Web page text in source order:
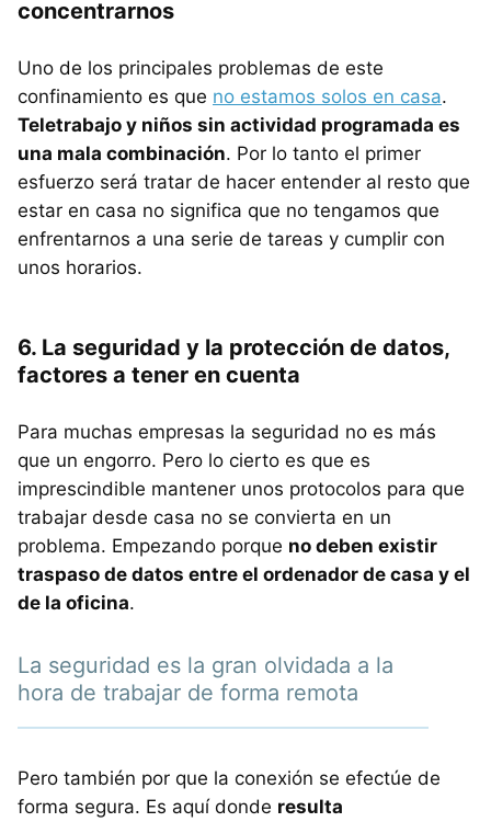
concentrarnos
Uno de los principales problemas de este
confinamiento es que no estamos solos en casa.
Teletrabajo y niños sin actividad programada es
una mala combinación. Por lo tanto el primer
esfuerzo será tratar de hacer entender al resto que
estar en casa no significa que no tengamos que
enfrentarnos a una serie de tareas y cumplir con
unos horarios.
6. La seguridad y la protección de datos,
factores a tener en cuenta
Para muchas empresas la seguridad no es más
que un engorro. Pero lo cierto es que es
imprescindible mantener unos protocolos para que
trabajar desde casa no se convierta en un
problema. Empezando porque no deben existir
traspaso de datos entre el ordenador de casa y el
de la oficina.
La seguridad es la gran olvidada a la
hora de trabajar de forma remota
Pero también por que la conexión se efectúe de
forma segura. Es aquí donde resulta